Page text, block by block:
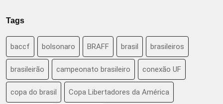
Tags
baccf bolsonaro BRAFF brasil brasileiros
brasileirão campeonato brasileiro conexão UF
copa do brasil Copa Libertadores da América